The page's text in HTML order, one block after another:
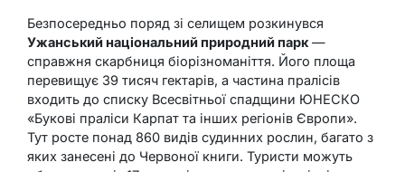
Безпосередньо поряд зі селищем розкинувся
Ужанський національний природний парк —
справжня скарбниця біорізноманіття. Його площа
перевищує 39 тисяч гектарів, а частина пралісів
входить до списку Всесвітньої спадщини ЮНЕСКО
«Букові праліси Карпат та інших регіонів Європи».
Тут росте понад 860 видів судинних рослин, багато з
яких занесені до Червоної книги. Туристи можуть